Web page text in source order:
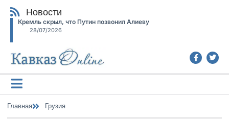
Новости
Кремль скрыл, что Путин позвонил Алиеву
28/07/2026
Главная Грузия